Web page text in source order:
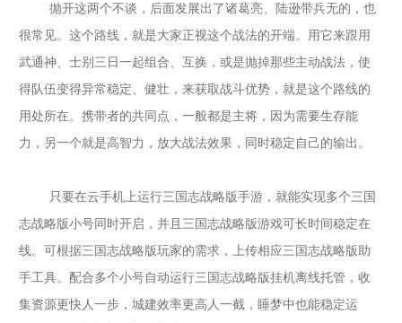
抛开这两个不谈，后面发展出了诸葛亮、陆逊带兵无的，也
很常见。这个路线，就是大家正视这个战法的开端。用它来跟用
武通神、士别三日一起组合、互换，或是抛掉那些主动战法，使
得队伍变得异常稳定、健壮，来获取战斗优势，就是这个路线的
用处所在。携带者的共同点，一般都是主将，因为需要生存能
力，另一个就是高智力，放大战法效果，同时稳定自己的输出。
只要在云手机上运行三国志战略版手游，就能实现多个三国
志战略版小号同时开启，并且 三国志战略版游戏可长时间稳定在
线。可根据三国志战略版玩家的需求，上传相应三国志战略版助
手工具。配合多个小号自动运行三国志战略版挂机离线托管，收
集资源更快人一步，城建效率更高人一截，睡梦中也能稳定运